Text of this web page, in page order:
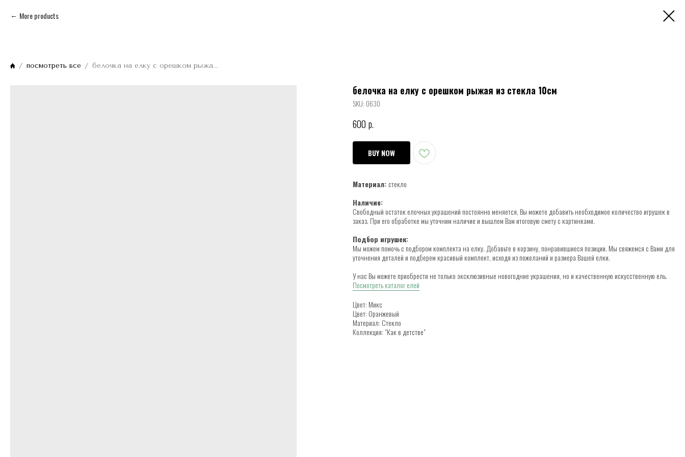
More products
посмотреть все белочка на елку с орешком рыжая из стекла 10см
белочка на елку с орешком рыжая из стекла 10см
SKU: 0630
600 р.
BUY NOW
Материал: стекло
Наличие:
Свободный остаток елочных украшений постоянно меняется, Вы можете добавить необходимое количество игрушек в
заказ. При его обработке мы уточним наличие и вышлем Вам итоговую смету с картинками.
Подбор игрушек:
Мы можем помочь с подбором комплекта на елку. Добавьте в корзину, понравившиеся позиции. Мы свяжемся с Вами для
уточнения деталей и подберем красивый комплект, исходя из пожеланий и размера Вашей елки.
У нас Вы можете приобрести не только эксклюзивные новогодние украшения, но и качественную искусственную ель.
Посмотреть каталог елей
Цвет: Микс
Цвет: Оранжевый
Материал: Стекло
Коллекция: "Как в детстве"